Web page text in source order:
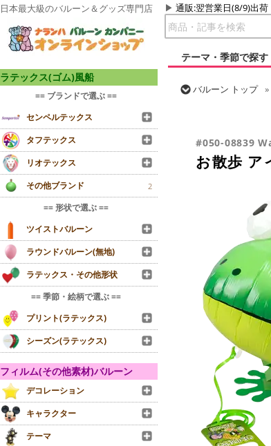
日本最大級のバルーン＆グッズ専門店 通販:翌営業日(8/9)出荷
テーマ・季節で探す
ラテックス(ゴム)風船
== ブランドで選ぶ ==
センペルテックス
タフテックス
リオテックス
その他ブランド
2
== 形状で選ぶ ==
ツイストバルーン
ラウンドバルーン(無地)
ラテックス・その他形状
== 季節・絵柄で選ぶ ==
プリント(ラテックス)
シーズン(ラテックス)
フィルム(その他素材)バルーン
デコレーション
キャラクター
テーマ
バルーン トップ
#050-08839
お散歩 ア